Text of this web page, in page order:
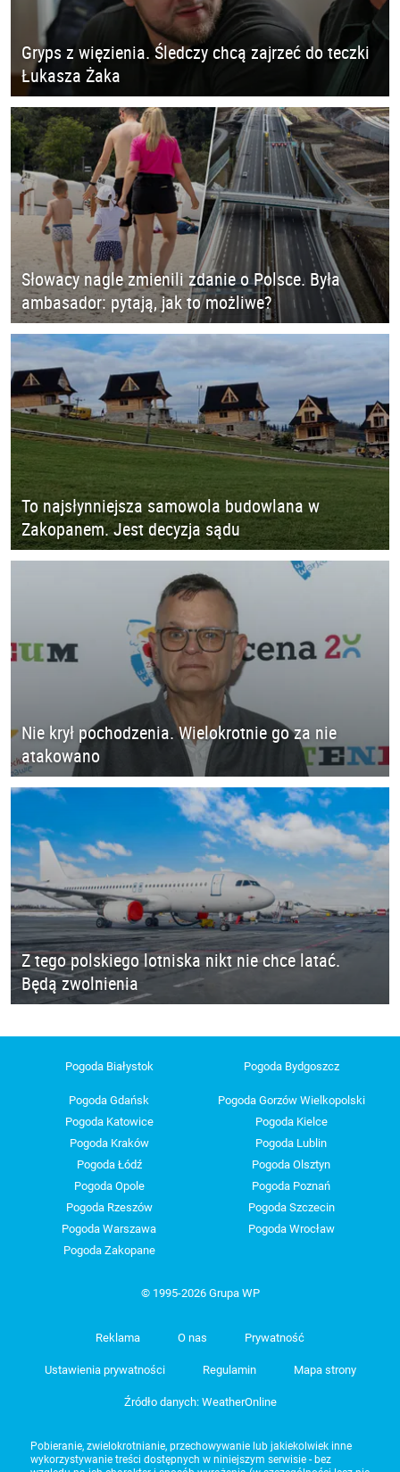
Gryps z więzienia. Śledczy chcą zajrzeć do teczki
Łukasza Żaka
Słowacy nagle zmienili zdanie o Polsce. Była
ambasador: pytają, jak to możliwe?
To najsłynniejsza samowola budowlana w
Zakopanem. Jest decyzja sądu
Nie krył pochodzenia. Wielokrotnie go za nie
atakowano
Z tego polskiego lotniska nikt nie chce latać.
Będą zwolnienia
Pogoda Białystok Pogoda Bydgoszcz
Pogoda Gdańsk
Pogoda Gorzów Wielkopolski
Pogoda Katowice
Pogoda Kielce
Pogoda Kraków
Pogoda Lublin
Pogoda Łódź
Pogoda Olsztyn
Pogoda Opole
Pogoda Poznań
Pogoda Rzeszów
Pogoda Szczecin
Pogoda Warszawa
Pogoda Wrocław
Pogoda Zakopane
© 1995-2026 Grupa WP
Reklama O nas Prywatność
Ustawienia prywatności Regulamin Mapa strony
Źródło danych: WeatherOnline
Pobieranie, zwielokrotnianie, przechowywanie lub jakiekolwiek inne
wykorzystywanie treści dostępnych w niniejszym serwisie - bez